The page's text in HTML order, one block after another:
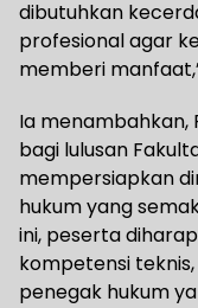
dibutuhkan
profesional agar
memberi
Ia menambahkan,
bagi lulusan
mempersiapkan
hukum yang
ini, peserta
kompetensi
penegak hukum